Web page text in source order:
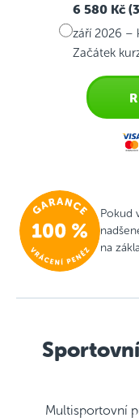
6 580 Kč
září 2026 –
Začátek
Pokud
na
Multisportovní